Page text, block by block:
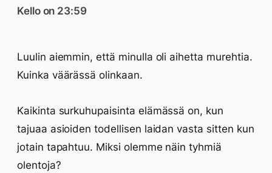
Kello on 23:59
Luulin aiemmin, että minulla oli aihetta murehtia.
Kuinka väärässä olinkaan.
Kaikinta surkuhupaisinta elämässä on, kun
tajuaa asioiden todellisen laidan vasta sitten kun
jotain tapahtuu. Miksi olemme näin tyhmiä
olentoja?